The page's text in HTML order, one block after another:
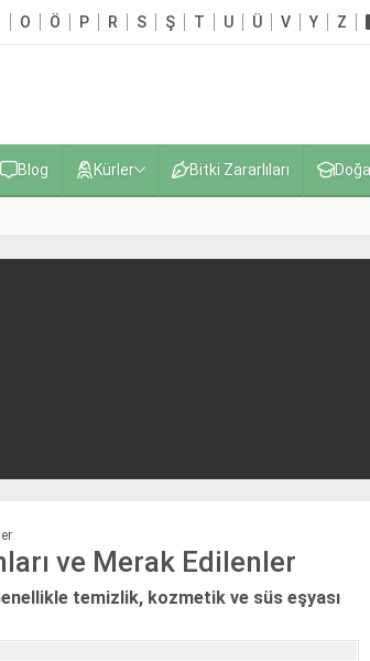
O Ö P R S Ş T U Ü V Y Z
Blog Kürler Bitki Zararlıları
ve Merak Edilenler
temizlik, kozmetik ve süs eşyası